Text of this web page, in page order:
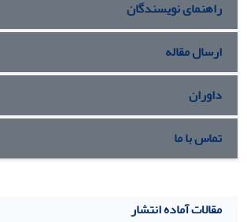
راهنمای نویسندگان
ارسال مقاله
داوران
تماس با ما
مقالات آماده انتشار